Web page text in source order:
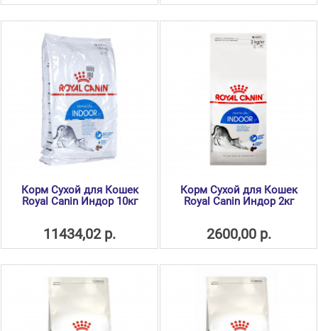
Корм Сухой для Кошек
Royal Canin Индор 10кг
11434,02 р.
Корм Сухой для Кошек
Royal Canin Индор 2кг
2600,00 р.